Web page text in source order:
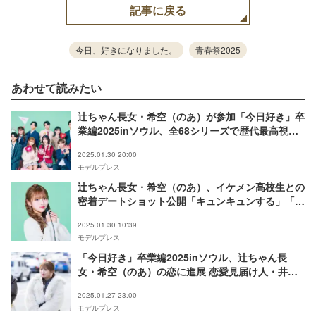
記事に戻る
今日、好きになりました。 青春祭2025
あわせて読みたい
辻ちゃん長女・希空（のあ）が参加「今日好き」卒
業編2025inソウル、全68シリーズで歴代最高視聴
2025.01.30 20:00
モデルプレス
辻ちゃん長女・希空（のあ）、イケメン高校生との
密着デートショット公開「キュンキュンする」「美
2025.01.30 10:39
モデルプレス
「今日好き」卒業編2025inソウル、辻ちゃん長
女・希空（のあ）の恋に進展 恋愛見届け人・井上
2025.01.27 23:00
モデルプレス